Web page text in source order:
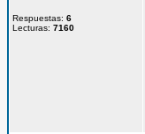
Respuestas: 6
Lecturas: 7160